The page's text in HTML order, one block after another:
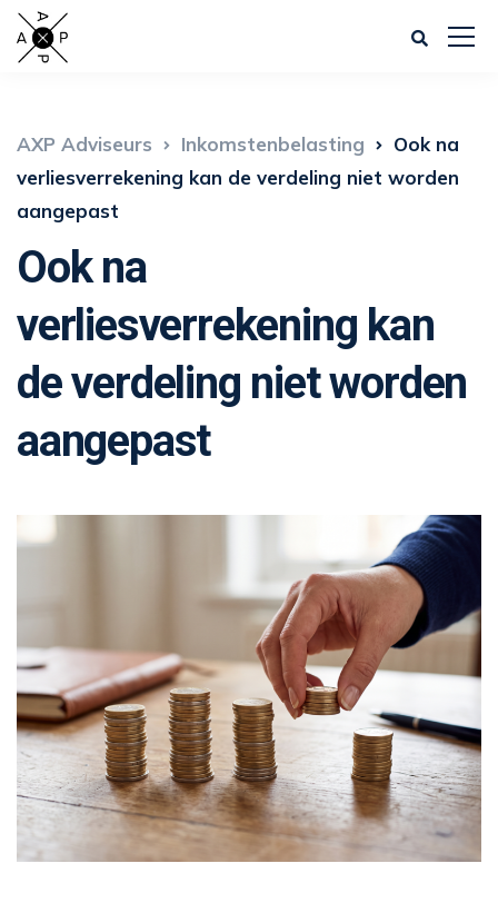
AXP Adviseurs Inkomstenbelasting
Ook na
verliesverrekening kan de verdeling niet worden
aangepast
Ook na
verliesverrekening kan
de verdeling niet worden
aangepast